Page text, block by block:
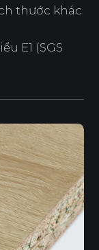
thước khác
E1 (SGS